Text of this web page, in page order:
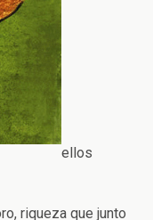
ellos
riqueza que junto